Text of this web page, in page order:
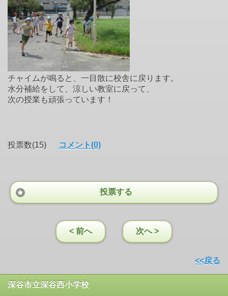
チャイムが鳴ると、一目散に校舎に戻ります。
水分補給をして、涼しい教室に戻って、
次の授業も頑張っています！
投票数(15) コメント(0)
投票する
< 前へ 次へ >
<<戻る
深谷市立深谷西小学校